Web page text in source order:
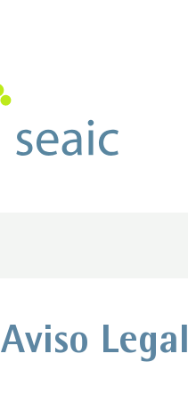
Aviso Legal